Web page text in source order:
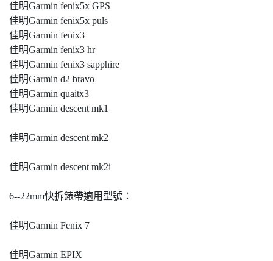
佳明Garmin fenix5x GPS
佳明Garmin fenix5x puls
佳明Garmin fenix3
佳明Garmin fenix3 hr
佳明Garmin fenix3 sapphire
佳明Garmin d2 bravo
佳明Garmin quaitx3
佳明Garmin descent mk1
佳明Garmin descent mk2
佳明Garmin descent mk2i
6--22mm快拆錶帶適用型號：
佳明Garmin Fenix 7
佳明Garmin EPIX